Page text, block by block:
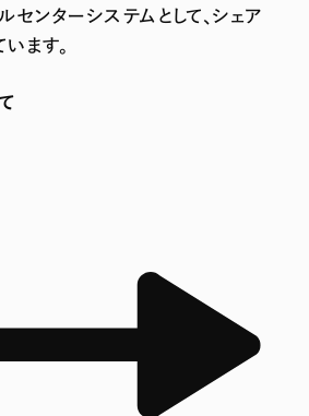
センターシステムとして、シェア
ます。